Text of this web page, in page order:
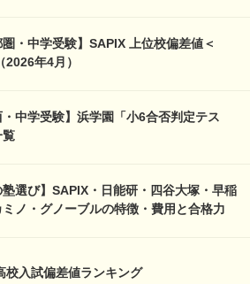
・中学受験】SAPIX 上位校偏差値＜
年4月）
中学受験】浜学園「小6合否判定テス
覧
塾選び】SAPIX・日能研・四谷大塚・早稲
ノ・グノーブルの特徴・費用と合格力
校入試偏差値ランキング